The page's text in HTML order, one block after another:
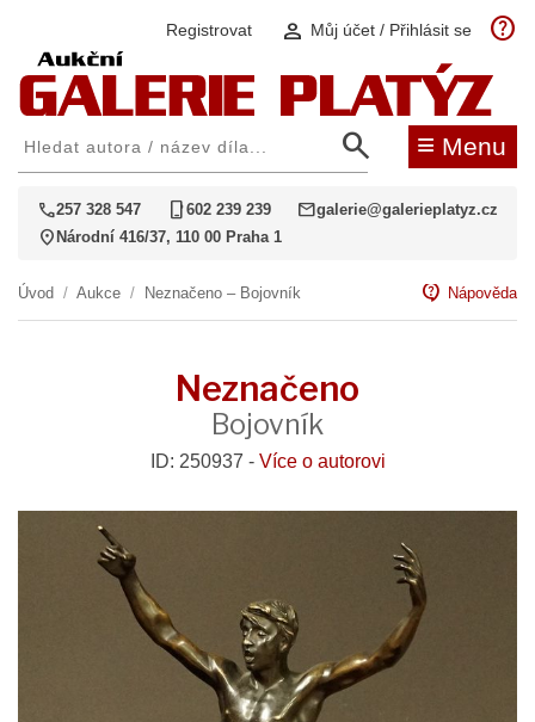
Registrovat person Můj účet / Přihlásit se help
search ≡ Menu
call257 328 547 phone_iphone602 239 239 mailgalerie@galerieplatyz.cz
location_on Národní 416/37, 110 00 Praha 1
Úvod / Aukce / Neznačeno – Bojovník contact_support Nápověda
Neznačeno
Bojovník
ID: 250937 - Více o autorovi